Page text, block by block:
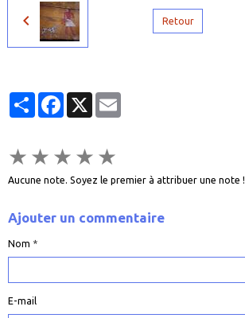
Retour
PartagerFacebook
X
★ ★ ★ ★ ★
Aucune note. Soyez le premier à attribuer une note !
Ajouter un commentaire
Nom
E-mail